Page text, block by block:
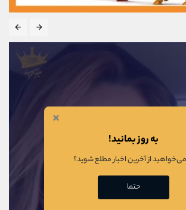
×
به روز بمانید!
می‌خواهید از آخرین اخبار مطلع شوید؟
حتما